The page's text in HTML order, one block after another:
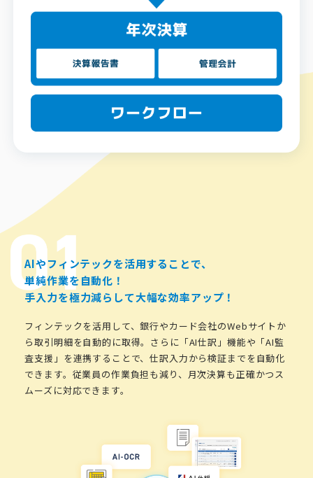
AIやフィンテックを活用することで、
単純作業を自動化！
手入力を極力減らして大幅な効率アップ！
フィンテックを活用して、銀行やカード会社のWebサイトか
ら取引明細を自動的に取得。さらに「AI仕訳」機能や「AI監
査支援」を連携することで、仕訳入力から検証までを自動化
できます。従業員の作業負担も減り、月次決算も正確かつス
ムーズに対応できます。